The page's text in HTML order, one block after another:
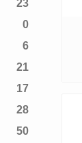
23
0
6
21
17
28
50